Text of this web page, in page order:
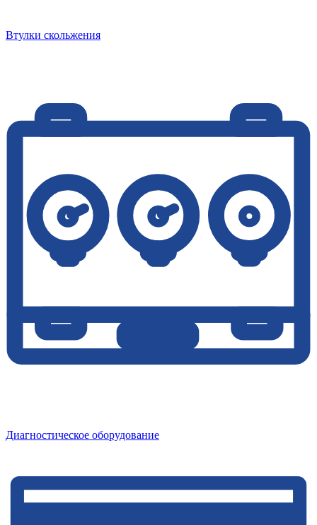
Втулки скольжения
Диагностическое оборудование